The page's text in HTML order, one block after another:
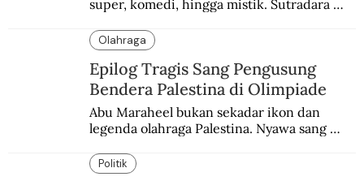
super, komedi, hingga mistik. Sutradara
Olahraga
Epilog Tragis Sang Pengusung
Bendera Palestina di Olimpiade
Abu Maraheel bukan sekadar ikon dan
legenda olahraga Palestina. Nyawa sang
memblokade Rafah.
Politik